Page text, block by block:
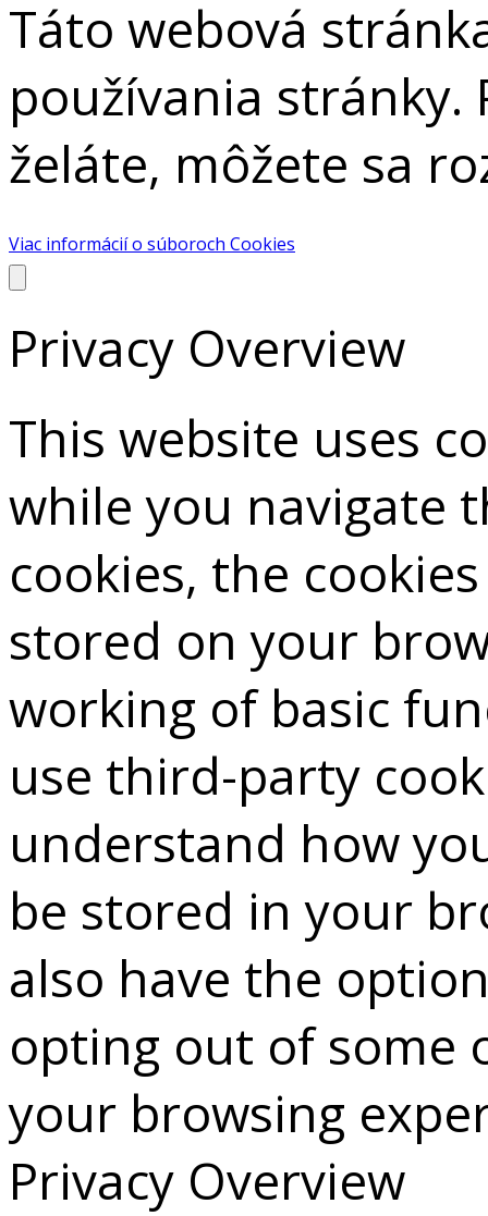
Táto webová
používania stránky.
želáte, môžete sa
Viac informácií o súboroch Cookies
Privacy Overview
This website uses
while you navigate
cookies, the
stored on your
working of basic
use third-party
understand how
be stored in your
also have the
opting out of some
your browsing
Privacy Overview